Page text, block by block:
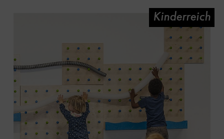
Kinderreich